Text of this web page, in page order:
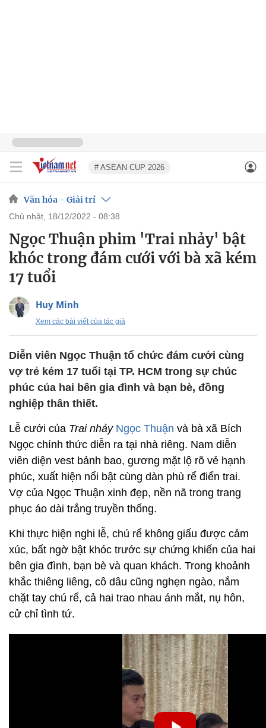
# ASEAN CUP 2026
Văn hóa - Giải trí
chủ nhật, 18/12/2022 - 08:38
Ngọc Thuận phim 'Trai nhảy' bật
khóc trong đám cưới với bà xã kém
17 tuổi
Huy Minh
Xem các bài viết của tác giả
Diễn viên Ngọc Thuận tổ chức đám cưới cùng
vợ trẻ kém 17 tuổi tại TP. HCM trong sự chúc
phúc của hai bên gia đình và bạn bè, đồng
nghiệp thân thiết.
Lễ cưới của Trai nhảy Ngọc Thuận và bà xã Bích
Ngọc chính thức diễn ra tại nhà riêng. Nam diễn
viên diện vest bảnh bao, gương mặt lộ rõ vẻ hạnh
phúc, xuất hiện nổi bật cùng dàn phù rể điển trai.
Vợ của Ngọc Thuận xinh đẹp, nền nã trong trang
phục áo dài trắng truyền thống.
Khi thực hiện nghi lễ, chú rể không giấu được cảm
xúc, bất ngờ bật khóc trước sự chứng khiến của hai
bên gia đình, bạn bè và quan khách. Trong khoảnh
khắc thiêng liêng, cô dâu cũng nghẹn ngào, nắm
chặt tay chú rể, cả hai trao nhau ánh mắt, nụ hôn,
cử chỉ tình tứ.